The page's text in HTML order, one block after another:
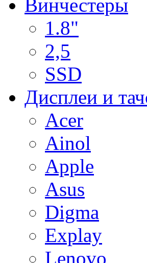
Винчестеры
1.8"
2,5
SSD
Дисплеи и
Acer
Ainol
Apple
Asus
Digma
Explay
Lenovo